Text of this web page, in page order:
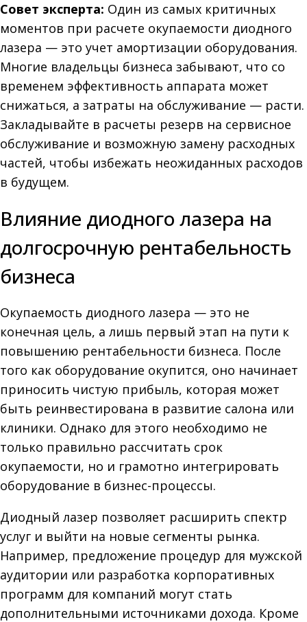
Совет эксперта: Один из самых критичных
моментов при расчете окупаемости диодного
лазера — это учет амортизации оборудования.
Многие владельцы бизнеса забывают, что со
временем эффективность аппарата может
снижаться, а затраты на обслуживание — расти.
Закладывайте в расчеты резерв на сервисное
обслуживание и возможную замену расходных
частей, чтобы избежать неожиданных расходов
в будущем.
Влияние диодного лазера на
долгосрочную рентабельность
бизнеса
Окупаемость диодного лазера — это не
конечная цель, а лишь первый этап на пути к
повышению рентабельности бизнеса. После
того как оборудование окупится, оно начинает
приносить чистую прибыль, которая может
быть реинвестирована в развитие салона или
клиники. Однако для этого необходимо не
только правильно рассчитать срок
окупаемости, но и грамотно интегрировать
оборудование в бизнес-процессы.
Диодный лазер позволяет расширить спектр
услуг и выйти на новые сегменты рынка.
Например, предложение процедур для мужской
аудитории или разработка корпоративных
программ для компаний могут стать
дополнительными источниками дохода. Кроме